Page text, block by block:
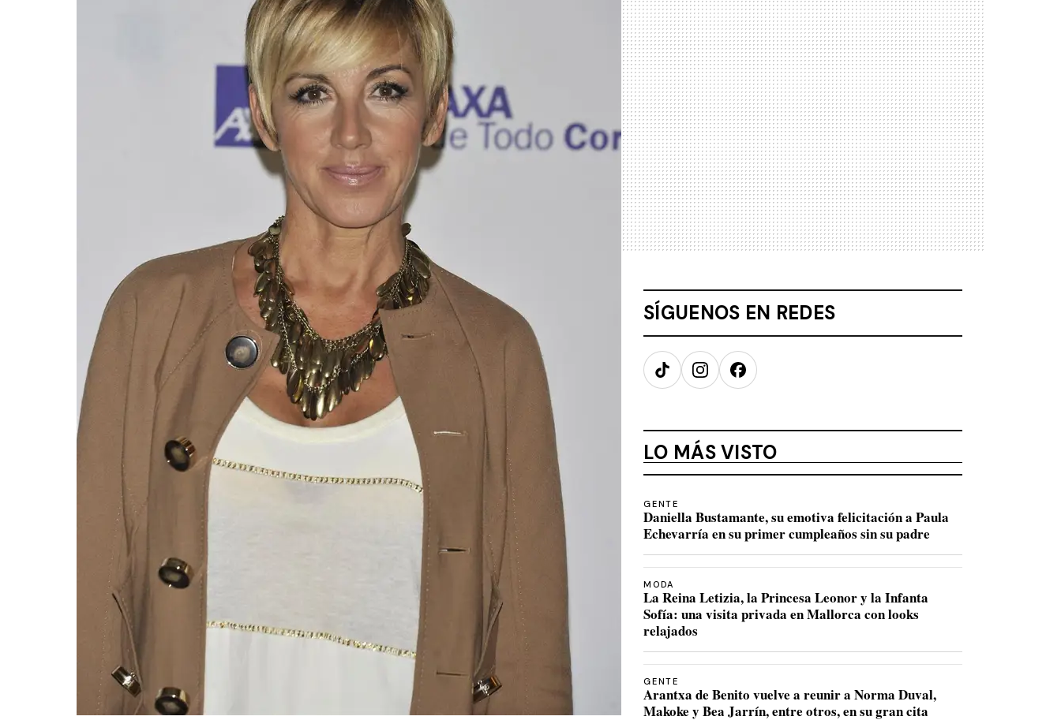
SÍGUENOS EN REDES
TikTokInstagramFacebook
LO MÁS VISTO
GENTE
Daniella Bustamante, su emotiva felicitación a Paula
Echevarría en su primer cumpleaños sin su padre
MODA
La Reina Letizia, la Princesa Leonor y la Infanta
Sofía: una visita privada en Mallorca con looks
relajados
GENTE
Arantxa de Benito vuelve a reunir a Norma Duval,
Makoke y Bea Jarrín, entre otros, en su gran cita